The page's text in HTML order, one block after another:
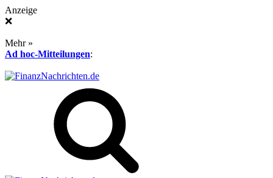
Anzeige
❌
Mehr »
Ad hoc-Mitteilungen: